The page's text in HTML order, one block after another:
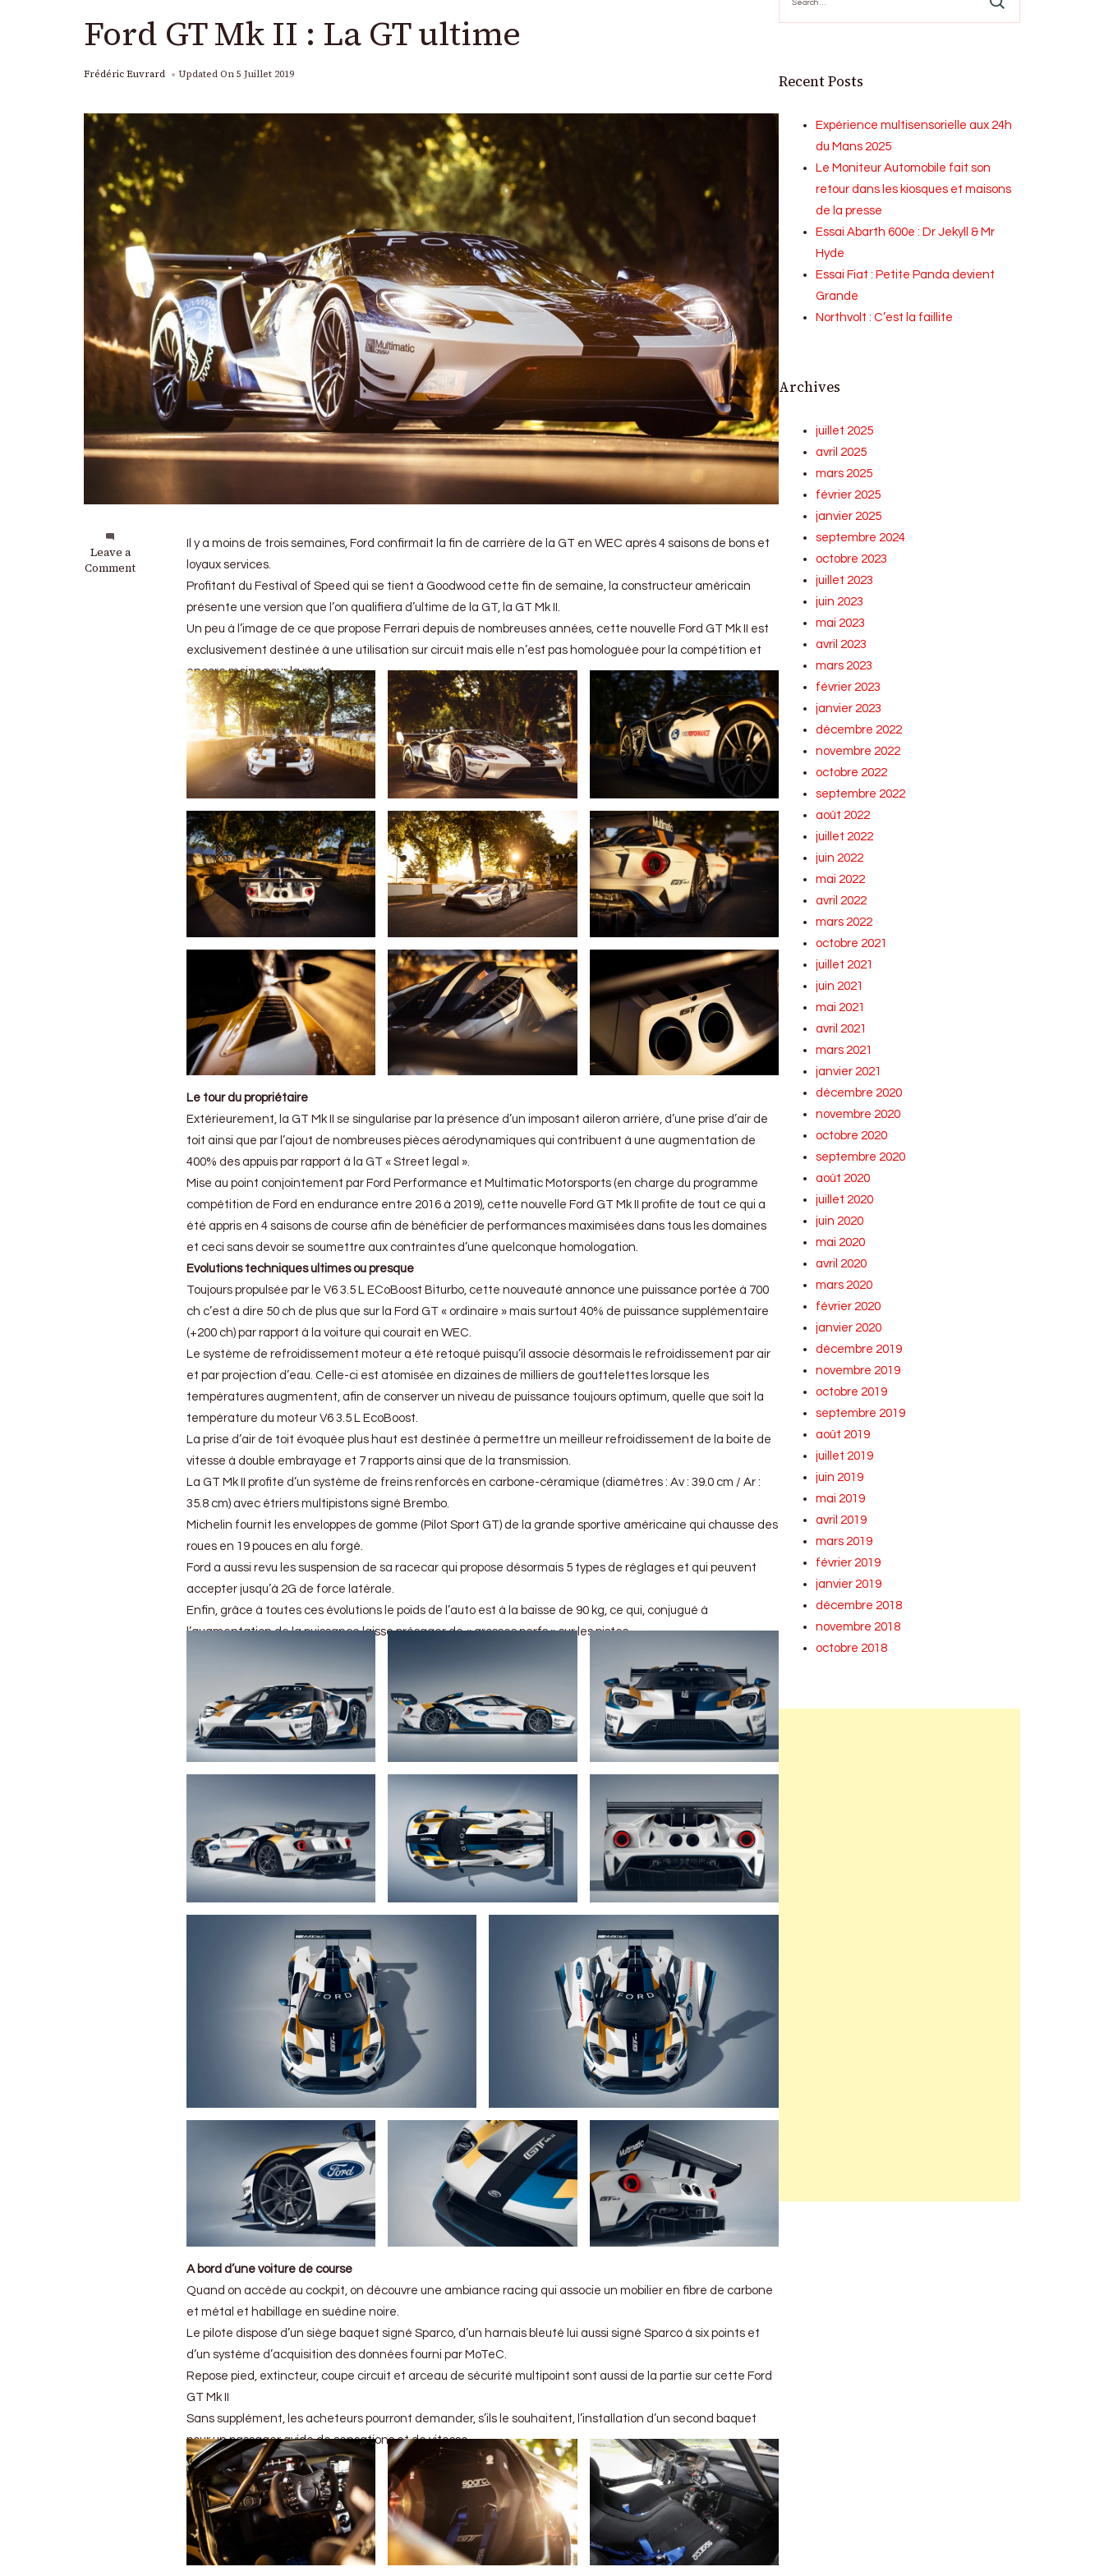
Ford GT Mk II : La GT ultime
Frédéric Euvrard Updated On5 Juillet 2019
Leave a
Comment
on
Ford
Il y a moins de trois semaines, Ford confirmait la fin de carrière de la GT en WEC après 4 saisons de bons et
loyaux services.
Profitant du Festival of Speed qui se tient à Goodwood cette fin de semaine, la constructeur américain
présente une version que l’on qualifiera d’ultime de la GT, la GT Mk II.
Un peu à l’image de ce que propose Ferrari depuis de nombreuses années, cette nouvelle Ford GT Mk II est
exclusivement destinée à une utilisation sur circuit mais elle n’est pas homologuée pour la compétition et
encore moins pour la route.
Le tour du propriétaire
Extérieurement, la GT Mk II se singularise par la présence d’un imposant aileron arrière, d’une prise d’air de
toit ainsi que par l’ajout de nombreuses pièces aérodynamiques qui contribuent à une augmentation de
400% des appuis par rapport à la GT « Street legal ».
Mise au point conjointement par Ford Performance et Multimatic Motorsports (en charge du programme
compétition de Ford en endurance entre 2016 à 2019), cette nouvelle Ford GT Mk II profite de tout ce qui a
été appris en 4 saisons de course afin de bénéficier de performances maximisées dans tous les domaines
et ceci sans devoir se soumettre aux contraintes d’une quelconque homologation.
Evolutions techniques ultimes ou presque
Toujours propulsée par le V6 3.5 L ECoBoost Biturbo, cette nouveauté annonce une puissance portée à 700
ch c’est à dire 50 ch de plus que sur la Ford GT « ordinaire » mais surtout 40% de puissance supplémentaire
(+200 ch) par rapport à la voiture qui courait en WEC.
Le système de refroidissement moteur a été retoqué puisqu’il associe désormais le refroidissement par air
et par projection d’eau. Celle-ci est atomisée en dizaines de milliers de gouttelettes lorsque les
températures augmentent, afin de conserver un niveau de puissance toujours optimum, quelle que soit la
température du moteur V6 3.5 L EcoBoost.
La prise d’air de toit évoquée plus haut est destinée à permettre un meilleur refroidissement de la boite de
vitesse à double embrayage et 7 rapports ainsi que de la transmission.
La GT Mk II profite d’un système de freins renforcés en carbone-céramique (diamètres : Av : 39.0 cm / Ar :
35.8 cm) avec étriers multipistons signé Brembo.
Michelin fournit les enveloppes de gomme (Pilot Sport GT) de la grande sportive américaine qui chausse des
roues en 19 pouces en alu forgé.
Ford a aussi revu les suspension de sa racecar qui propose désormais 5 types de réglages et qui peuvent
accepter jusqu’à 2G de force latérale.
Enfin, grâce à toutes ces évolutions le poids de l’auto est à la baisse de 90 kg, ce qui, conjugué à
l’augmentation de la puissance laisse présager de « grosses perfs » sur les pistes.
A bord d’une voiture de course
Quand on accède au cockpit, on découvre une ambiance racing qui associe un mobilier en fibre de carbone
et métal et habillage en suédine noire.
Le pilote dispose d’un siège baquet signé Sparco, d’un harnais bleuté lui aussi signé Sparco à six points et
d’un système d’acquisition des données fourni par MoTeC.
Repose pied, extincteur, coupe circuit et arceau de sécurité multipoint sont aussi de la partie sur cette Ford
GT Mk II
Sans supplément, les acheteurs pourront demander, s’ils le souhaitent, l’installation d’un second baquet
pour un passager avide de sensations et de vitesse.
Recent Posts
Expérience multisensorielle aux 24h
du Mans 2025
Le Moniteur Automobile fait son
retour dans les kiosques et maisons
de la presse
Essai Abarth 600e : Dr Jekyll & Mr
Hyde
Essai Fiat : Petite Panda devient
Grande
Northvolt : C’est la faillite
Archives
juillet 2025
avril 2025
mars 2025
février 2025
janvier 2025
septembre 2024
octobre 2023
juillet 2023
juin 2023
mai 2023
avril 2023
mars 2023
février 2023
janvier 2023
décembre 2022
novembre 2022
octobre 2022
septembre 2022
août 2022
juillet 2022
juin 2022
mai 2022
avril 2022
mars 2022
octobre 2021
juillet 2021
juin 2021
mai 2021
avril 2021
mars 2021
janvier 2021
décembre 2020
novembre 2020
octobre 2020
septembre 2020
août 2020
juillet 2020
juin 2020
mai 2020
avril 2020
mars 2020
février 2020
janvier 2020
décembre 2019
novembre 2019
octobre 2019
septembre 2019
août 2019
juillet 2019
juin 2019
mai 2019
avril 2019
mars 2019
février 2019
janvier 2019
décembre 2018
novembre 2018
octobre 2018